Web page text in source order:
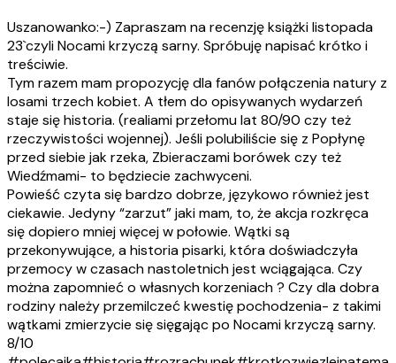
Uszanowanko:-) Zapraszam na recenzję książki listopada
23`czyli Nocami krzyczą sarny. Spróbuję napisać krótko i
treściwie.
Tym razem mam propozycję dla fanów połączenia natury z
losami trzech kobiet. A tłem do opisywanych wydarzeń
staje się historia. (realiami przełomu lat 80/90 czy też
rzeczywistości wojennej). Jeśli polubiliście się z Popłynę
przed siebie jak rzeka, Zbieraczami borówek czy też
Wiedźmami- to będziecie zachwyceni.
Powieść czyta się bardzo dobrze, językowo również jest
ciekawie. Jedyny “zarzut” jaki mam, to, że akcja rozkręca
się dopiero mniej więcej w połowie. Wątki są
przekonywujące, a historia pisarki, która doświadczyła
przemocy w czasach nastoletnich jest wciągająca. Czy
można zapomnieć o własnych korzeniach ? Czy dla dobra
rodziny należy przemilczeć kwestię pochodzenia- z takimi
wątkami zmierzycie się sięgając po Nocami krzyczą sarny.
8/10